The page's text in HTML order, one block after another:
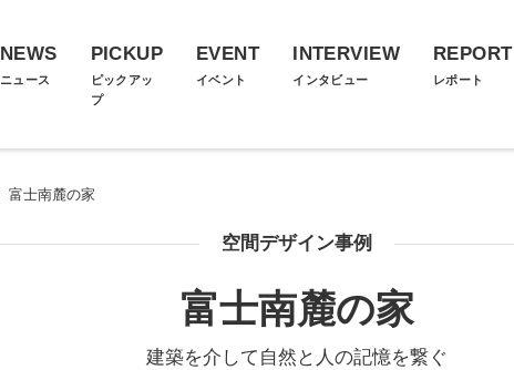
NEWS
ニュース
PICKUP
ピックアッ
プ
EVENT
イベント
INTERVIEW
インタビュー
REPORT
レポート
富士南麓の家
空間デザイン事例
富士南麓の家
建築を介して自然と人の記憶を繋ぐ